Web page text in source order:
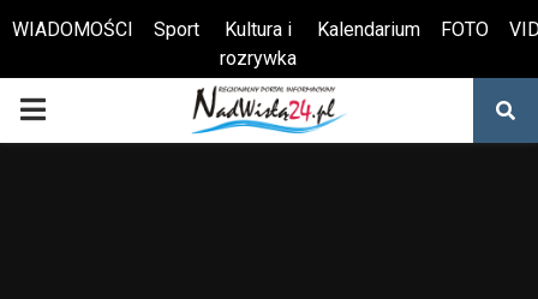
Otwórz pasek narzędzi
WIADOMOŚCI Sport
Kultura i
rozrywka
Kalendarium FOTO
PRIMARY